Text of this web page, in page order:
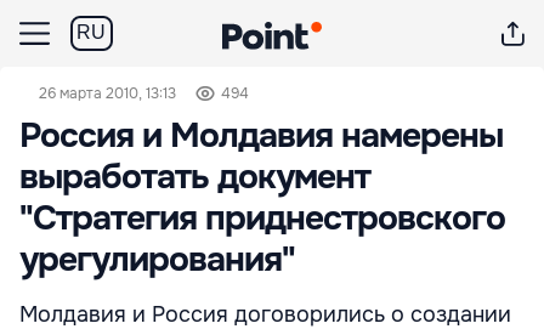
RU
26 марта 2010, 13:13 494
Россия и Молдавия намерены
выработать документ
"Стратегия приднестровского
урегулирования"
Молдавия и Россия договорились о создании